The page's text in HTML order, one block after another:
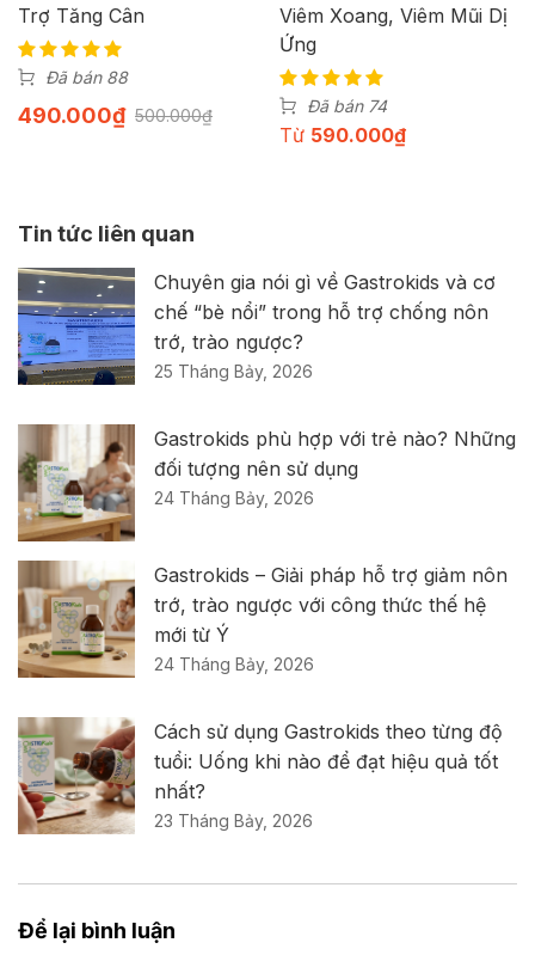
Trợ Tăng Cân
Đã bán 88
500.000₫
490.000₫
Viêm Xoang, Viêm Mũi Dị
Ứng
Đã bán 74
Từ 590.000₫
Tin tức liên quan
Chuyên gia nói gì về Gastrokids và cơ
chế “bè nổi” trong hỗ trợ chống nôn
trớ, trào ngược?
25 Tháng Bảy, 2026
Gastrokids phù hợp với trẻ nào? Những
đối tượng nên sử dụng
24 Tháng Bảy, 2026
Gastrokids – Giải pháp hỗ trợ giảm nôn
trớ, trào ngược với công thức thế hệ
mới từ Ý
24 Tháng Bảy, 2026
Cách sử dụng Gastrokids theo từng độ
tuổi: Uống khi nào để đạt hiệu quả tốt
nhất?
23 Tháng Bảy, 2026
Để lại bình luận